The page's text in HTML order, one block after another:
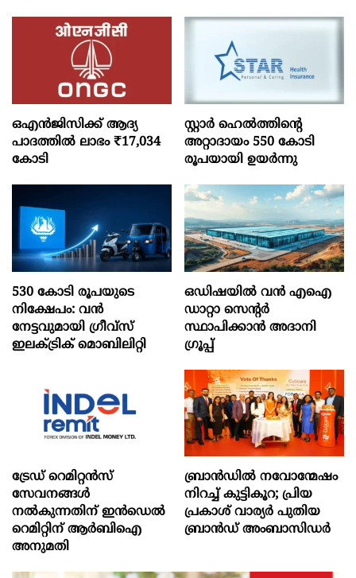
ഒഎന്‍ജിസിക്ക് ആദ്യ
പാദത്തില്‍ ലാഭം ₹17,034
കോടി
സ്റ്റാർ ഹെൽത്തിന്റെ
അറ്റാദായം 550 കോടി
രൂപയായി ഉയർന്നു
530 കോടി രൂപയുടെ
നിക്ഷേപം: വൻ
നേട്ടവുമായി ഗ്രീവ്സ്
ഇലക്ട്രിക് മൊബിലിറ്റി
ഒഡിഷയില്‍ വന്‍ എഐ
ഡാറ്റാ സെന്റര്‍
സ്ഥാപിക്കാന്‍ അദാനി
ഗ്രൂപ്പ്
ട്രേഡ് റെമിറ്റന്‍സ്
സേവനങ്ങള്‍
നല്‍കുന്നതിന് ഇന്‍ഡെല്‍
റെമിറ്റിന് ആര്‍ബിഐ
അനുമതി
ബ്രാൻഡിൽ നവോന്മേഷം
നിറച്ച് കുട്ടികൂറ; പ്രിയ
പ്രകാശ് വാര്യർ പുതിയ
ബ്രാൻഡ് അംബാസിഡർ